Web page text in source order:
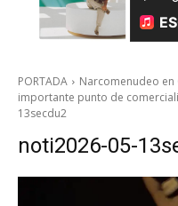
PORTADA
Narcomenudeo en
importante punto de
13secdu2
noti2026-05-